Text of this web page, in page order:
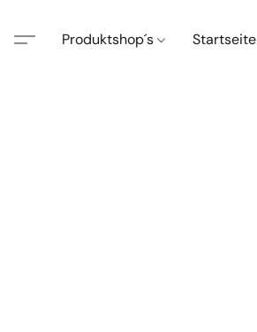
Produktshop´s Startseite